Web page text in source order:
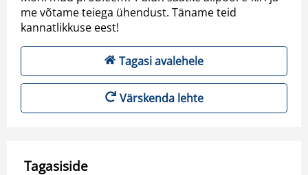
me võtame teiega ühendust. Täname teid
kannatlikkuse eest!
Tagasi avalehele
Värskenda lehte
Tagasiside